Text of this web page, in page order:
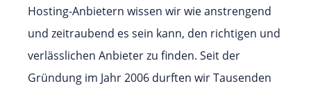
Hosting-Anbietern wissen wir wie anstrengend
und zeitraubend es sein kann, den richtigen und
verlässlichen Anbieter zu finden. Seit der
Gründung im Jahr 2006 durften wir Tausenden